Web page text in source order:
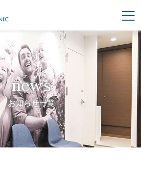
news
お知らせ一覧